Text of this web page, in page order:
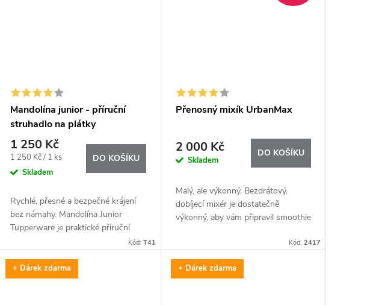
Mandolína junior - příruční
struhadlo na plátky
1 250 Kč
Měrná
cena:
1 250 Kč / 1 ks
Skladem
DO KOŠÍKU
Rychlé, přesné a bezpečné krájení
bez námahy. Mandolína Junior
Tupperware je praktické příruční
během pár vteřin.
Kód: T41
Přenosný mixík UrbanMax
2 000 Kč
Skladem
DO KOŠÍKU
Malý, ale výkonný. Bezdrátový,
dobíjecí mixér je dostatečně
výkonný, aby vám připravil smoothie
ingredience až na 10 nápojů jen na
jedno...
Kód: 2417
+ Dárek zdarma + Dárek zdarma